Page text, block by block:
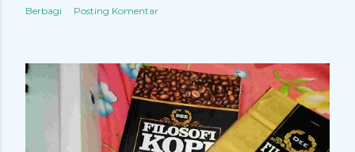
Berbagi Posting Komentar